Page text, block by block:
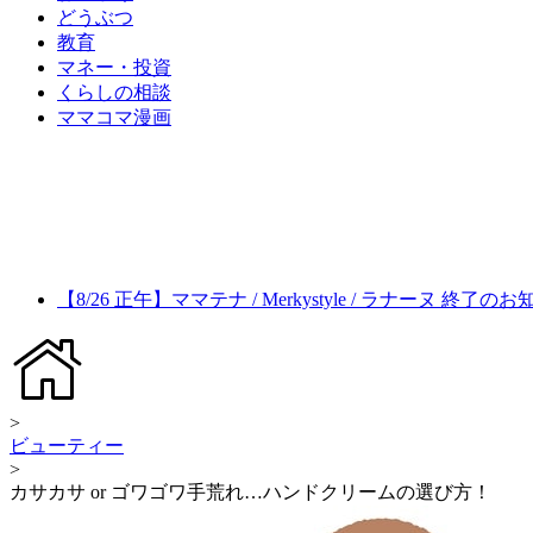
どうぶつ
教育
マネー・投資
くらしの相談
ママコマ漫画
【8/26 正午】ママテナ / Merkystyle / ラナーヌ 終了のお
>
ビューティー
>
カサカサ or ゴワゴワ手荒れ…ハンドクリームの選び方！